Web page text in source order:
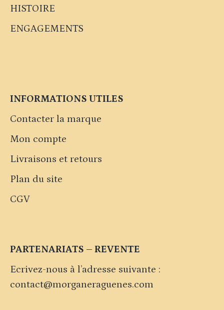
HISTOIRE
ENGAGEMENTS
INFORMATIONS UTILES
Contacter la marque
Mon compte
Livraisons et retours
Plan du site
CGV
PARTENARIATS – REVENTE
Ecrivez-nous à l’adresse suivante :
contact@morganeraguenes.com